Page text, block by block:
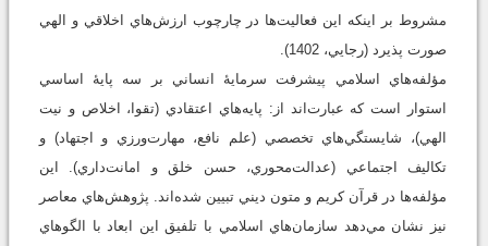
مشروط بر اينکه اين فعاليت‌ها در چارچوب ارزش‌هاي اخلاقي و الهي
صورت پذيرد (رجايي، 1402).
مؤلفه‌هاي اسلامي پيشرفت سرمايۀ انساني بر سه پايۀ اساسي
استوار است که عبارت‌اند از: پايه‌هاي اعتقادي (تقوا، اخلاص و نيت
الهي)، شايستگي‌هاي تخصصي (علم نافع، مهارت‌ورزي و اجتهاد) و
تکاليف اجتماعي (عدالت‌محوري، حسن خلق و امانت‌داري). اين
مؤلفه‌ها در قرآن کريم و متون ديني تبيين شده‌اند. پژوهش‌هاي معاصر
نيز نشان مي‌دهد سازمان‌هاي اسلامي با تلفيق اين ابعاد با الگوهاي